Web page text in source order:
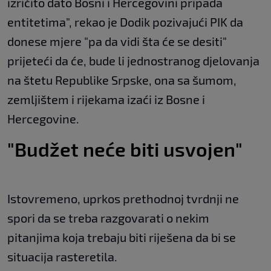
entitetima", rekao je Dodik pozivajući PIK da
donese mjere "pa da vidi šta će se desiti"
prijeteći da će, bude li jednostranog djelovanja
na štetu Republike Srpske, ona sa šumom,
zemljištem i rijekama izaći iz Bosne i
Hercegovine.
"Budžet neće biti usvojen"
Istovremeno, uprkos prethodnoj tvrdnji ne
spori da se treba razgovarati o nekim
pitanjima koja trebaju biti riješena da bi se
situacija rasteretila.